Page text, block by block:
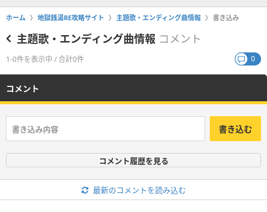
ホーム 地獄銭湯RE攻略サイト 主題歌・エンディング曲情報 書き込み
主題歌・エンディング曲情報 コメント
1-0件を表示中 / 合計0件 0
コメント
書き込む
コメント履歴を見る
最新のコメントを読み込む